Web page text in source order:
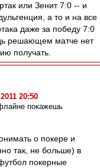
или Зенит 7:0 -- и
а то и на все
даже за победу 7:0
решающем матче нет
получать.
20:50
покажешь
о покере и
так, не больше) в
покерные